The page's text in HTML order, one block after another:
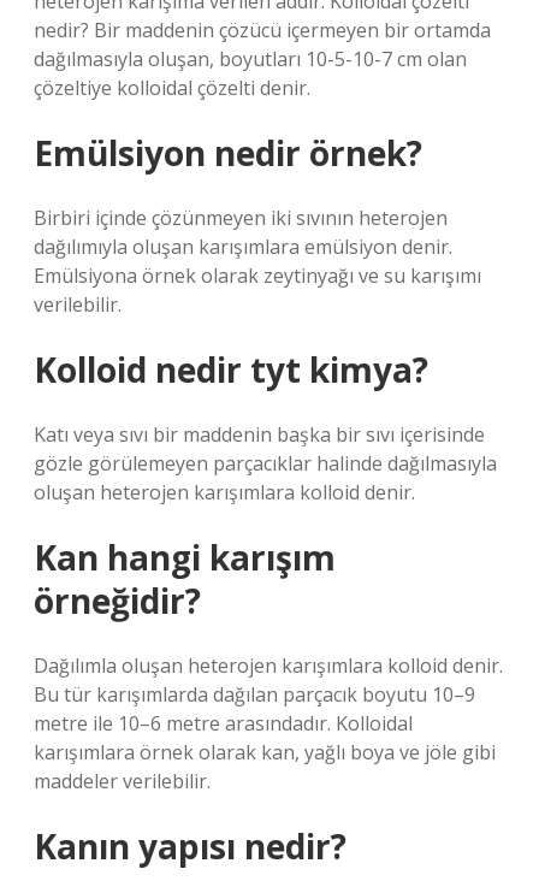
nedir? Bir maddenin çözücü içermeyen bir ortamda
dağılmasıyla oluşan, boyutları 10-5-10-7 cm olan
çözeltiye kolloidal çözelti denir.
Emülsiyon nedir örnek?
Birbiri içinde çözünmeyen iki sıvının heterojen
dağılımıyla oluşan karışımlara emülsiyon denir.
Emülsiyona örnek olarak zeytinyağı ve su karışımı
verilebilir.
Kolloid nedir tyt kimya?
Katı veya sıvı bir maddenin başka bir sıvı içerisinde
gözle görülemeyen parçacıklar halinde dağılmasıyla
oluşan heterojen karışımlara kolloid denir.
Kan hangi karışım
örneğidir?
Dağılımla oluşan heterojen karışımlara kolloid denir.
Bu tür karışımlarda dağılan parçacık boyutu 10–9
metre ile 10–6 metre arasındadır. Kolloidal
karışımlara örnek olarak kan, yağlı boya ve jöle gibi
maddeler verilebilir.
Kanın yapısı nedir?